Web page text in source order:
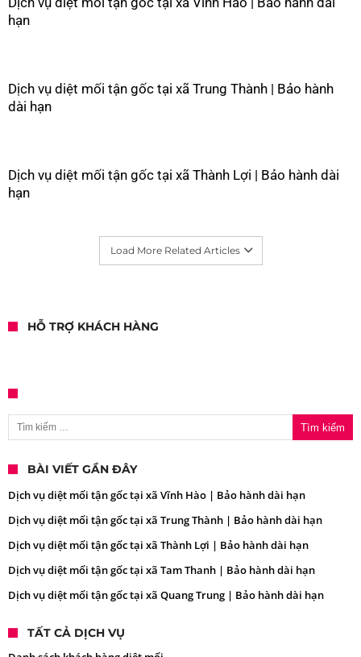
hạn
Dịch vụ diệt mối tận gốc tại xã Trung Thành | Bảo hành
dài hạn
Dịch vụ diệt mối tận gốc tại xã Thành Lợi | Bảo hành dài
hạn
Load More Related Articles
HỖ TRỢ KHÁCH HÀNG
Tìm kiếm cho:
BÀI VIẾT GẦN ĐÂY
Dịch vụ diệt mối tận gốc tại xã Vĩnh Hào | Bảo hành dài hạn
Dịch vụ diệt mối tận gốc tại xã Trung Thành | Bảo hành dài hạn
Dịch vụ diệt mối tận gốc tại xã Thành Lợi | Bảo hành dài hạn
Dịch vụ diệt mối tận gốc tại xã Tam Thanh | Bảo hành dài hạn
Dịch vụ diệt mối tận gốc tại xã Quang Trung | Bảo hành dài hạn
TẤT CẢ DỊCH VỤ